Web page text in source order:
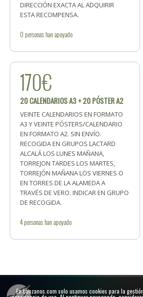
En Lanzanos.com solo usamos cookies para la
DIRECCIÓN EXACTA AL ADQUIRIR
ESTA RECOMPENSA.
0 personashan apoyado
170€
20 CALENDARIOS A3 + 20 PÓSTER A2
VEINTE CALENDARIOS EN FORMATO
A3 Y VEINTE PÓSTERS/CALENDARIO
EN FORMATO A2. SIN ENVÍO.
RECOGIDA EN GRUPOS LACTARD
ALCALÁ LOS LUNES MAÑANA,
TORREJON TARDES LOS MARTES,
TORREJÓN MAÑANA LOS VIERNES O
EN TORRES DE LA ALAMEDA A
TRAVÉS DE VERO. INDICAR EN GRUPO
DE RECOGIDA.
4personashan apoyado